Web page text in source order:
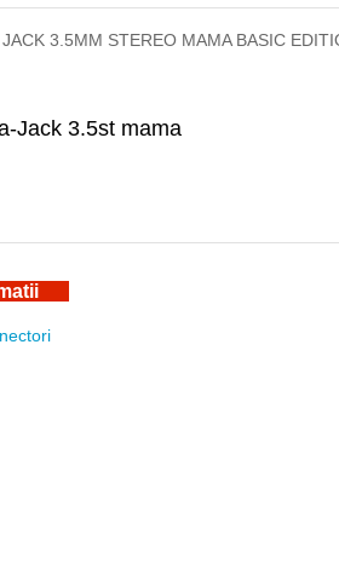
3.5MM STEREO MAMA BASIC
Jack 3.5st mama